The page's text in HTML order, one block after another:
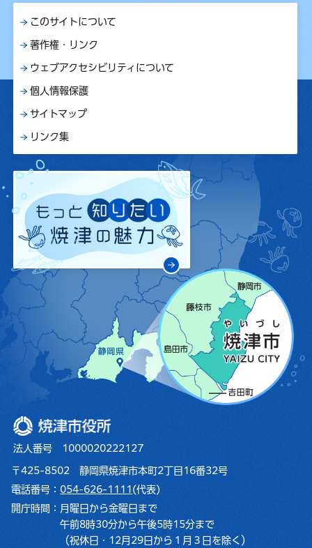
このサイトについて
著作権・リンク
ウェブアクセシビリティについて
個人情報保護
サイトマップ
リンク集
焼津市役所
法人番号 1000020222127
〒425-8502 静岡県焼津市本町2丁目16番32号
電話番号： 054-626-1111 (代表)
開庁時間： 月曜日から金曜日まで
午前8時30分から午後5時15分まで
（祝休日・12月29日から１月３日を除く）